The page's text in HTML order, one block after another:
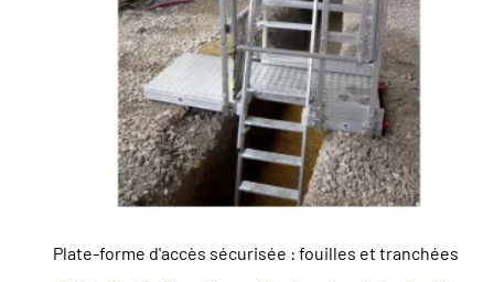
Plate-forme d'accès sécurisée : fouilles et tranchées